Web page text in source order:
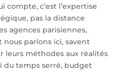
compte, c’est l’expertise
pas la distance
agences parisiennes,
parlons ici, savent
leurs méthodes aux réalités
du temps serré, budget